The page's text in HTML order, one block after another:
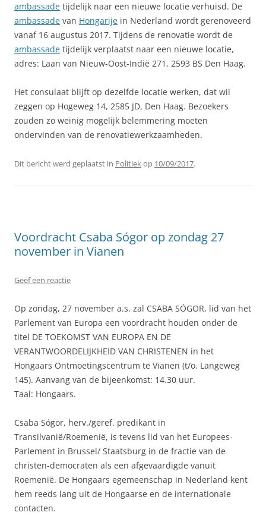
ambassade tijdelijk naar een nieuwe locatie verhuisd. De
ambassade van Hongarije in Nederland wordt gerenoveerd
vanaf 16 augustus 2017. Tijdens de renovatie wordt de
ambassade tijdelijk verplaatst naar een nieuwe locatie,
adres: Laan van Nieuw-Oost-Indië 271, 2593 BS Den Haag.
Het consulaat blijft op dezelfde locatie werken, dat wil
zeggen op Hogeweg 14, 2585 JD, Den Haag. Bezoekers
zouden zo weinig mogelijk belemmering moeten
ondervinden van de renovatiewerkzaamheden.
Dit bericht werd geplaatst in Politiekop 10/09/2017.
Voordracht Csaba Sógor op zondag 27
november in Vianen
Geef een reactie
Op zondag, 27 november a.s. zal CSABA SÓGOR, lid van het
Parlement van Europa een voordracht houden onder de
titel DE TOEKOMST VAN EUROPA EN DE
VERANTWOORDELIJKHEID VAN CHRISTENEN in het
Hongaars Ontmoetingscentrum te Vianen (t/o. Langeweg
145). Aanvang van de bijeenkomst: 14.30 uur.
Taal: Hongaars.
Csaba Sógor, herv./geref. predikant in
Transilvanië/Roemenië, is tevens lid van het Europees-
Parlement in Brussel/ Staatsburg in de fractie van de
christen-democraten als een afgevaardigde vanuit
Roemenië. De Hongaars egemeenschap in Nederland kent
hem reeds lang uit de Hongaarse en de internationale
contacten.